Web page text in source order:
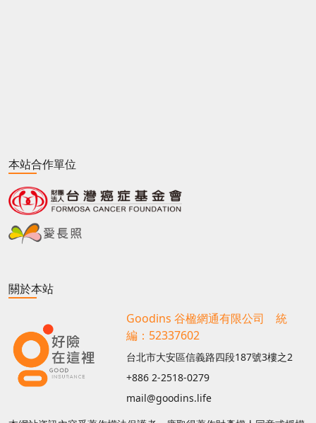
本站合作單位
關於本站
Goodins 谷楹網通有限公司 統
編：52337602
台北市大安區信義路四段187號3樓之2
+886 2-2518-0279
mail@goodins.life